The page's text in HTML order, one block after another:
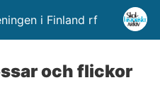
i Finland rf
och flickor